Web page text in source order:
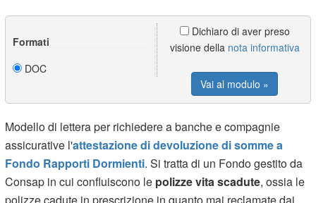
Formati
DOC
Dichiaro di aver preso
visione della nota informativa
Vai al modulo »
Modello di lettera per richiedere a banche e compagnie
assicurative l'attestazione di devoluzione di somme a
Fondo Rapporti Dormienti. Si tratta di un Fondo gestito da
Consap in cui confluiscono le polizze vita scadute, ossia le
polizze cadute in prescrizione in quanto mai reclamate dai